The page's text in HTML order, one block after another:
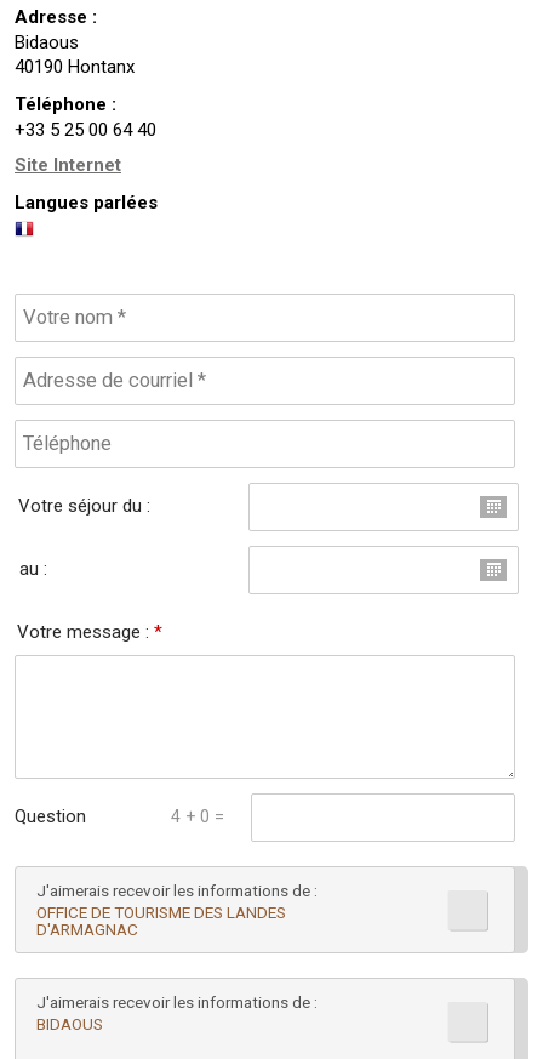
Adresse :
Bidaous
40190 Hontanx
Téléphone :
+33 5 25 00 64 40
Site Internet
Langues parlées
Votre séjour du :
au :
Votre message :*
Question
mathématique :
4 + 0 =
J'aimerais recevoir les informations de :
OFFICE DE TOURISME DES LANDES
D'ARMAGNAC
J'aimerais recevoir les informations de :
BIDAOUS